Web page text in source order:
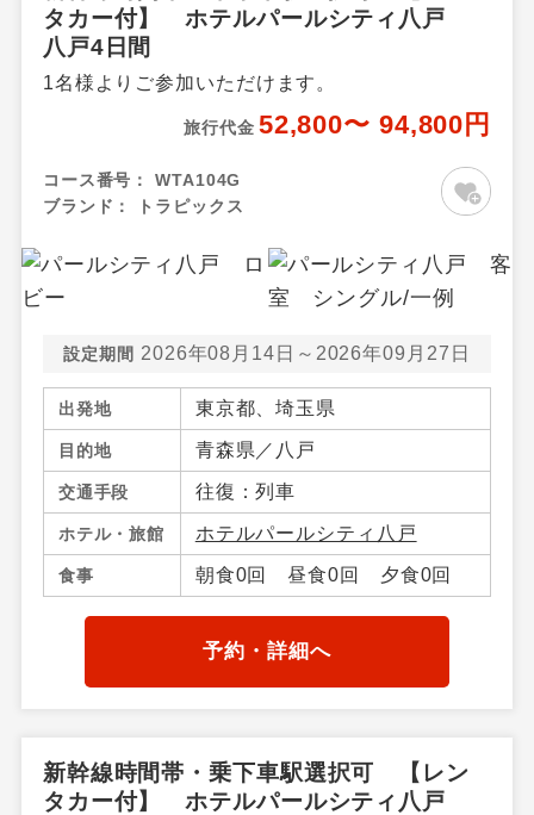
タカー付】 ホテルパールシティ八戸
八戸4日間
1名様よりご参加いただけます。
旅行代金 52,800〜 94,800円
コース番号：
WTA104G
ブランド：
トラピックス
設定期間 2026年08月14日～2026年09月27日
出発地 東京都、埼玉県
目的地 青森県／八戸
交通手段 往復：列車
ホテル・旅館 ホテルパールシティ八戸
食事 朝食0回 昼食0回 夕食0回
予約・詳細へ
新幹線時間帯・乗下車駅選択可 【レン
タカー付】 ホテルパールシティ八戸